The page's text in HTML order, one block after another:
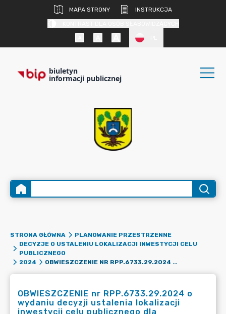
MAPA STRONY
INSTRUKCJA
biuletyn
informacji publicznej
STRONA GŁÓWNA
PLANOWANIE PRZESTRZENNE
DECYZJE O USTALENIU LOKALIZACJI INWESTYCJI CELU
PUBLICZNEGO
2024
OBWIESZCZENIE NR RPP.6733.29.2024 O WYDANIU DECYZJI USTALENIA LOKALIZACJI INWESTYCJI CELU PUBLICZNEGO DLA PRZEDSIĘWZIĘCIA POLEGAJĄCEGO NA BUDOWIE SIECI WODOCIĄGOWEJ W M. DĄBROWA W REJONIE UL. DZIAŁKOWEJ, NA DZIAŁKACH O NR EWID. 246/44, 246/45 ORAZ NA CZĘŚCI DZIAŁKI O NR EWID. 246/6, POŁOŻONYCH W OBRĘBIE GEODEZYJNYM DĄBROWA, GMINA DOPIEWO.
OBWIESZCZENIE nr RPP.6733.29.2024 o
wydaniu decyzji ustalenia lokalizacji
inwestycji celu publicznego dla